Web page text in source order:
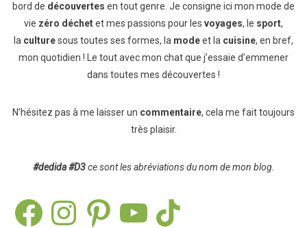
bord de découvertes en tout genre. Je consigne ici mon mode de
vie zéro déchetet mes passions pour les voyages, le sport,
la culturesous toutes ses formes, la modeet la cuisine, en bref,
mon quotidien ! Le tout avec mon chat que j’essaie d’emmener
dans toutes mes découvertes !
N’hésitez pas à me laisser un commentaire, cela me fait toujours
très plaisir.
#dedida #D3ce sont les abréviations du nom de mon blog.
FacebookInstagramPinterest TikTok